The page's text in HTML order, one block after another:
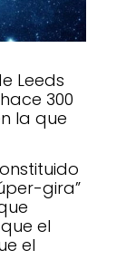
Leeds
300
la que
gira”
el
el